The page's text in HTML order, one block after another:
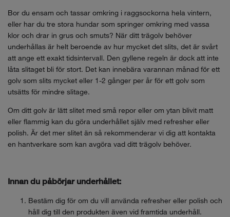
Bor du ensam och tassar omkring i raggsockorna hela vintern,
eller har du tre stora hundar som springer omkring med vassa
klor och drar in grus och smuts? När ditt trägolv behöver
underhållas är helt beroende av hur mycket det slits, det är svårt
att ange ett exakt tidsintervall. Den gyllene regeln är dock att inte
låta slitaget bli för stort. Det kan innebära varannan månad för ett
golv som slits mycket eller 1-2 gånger per år för ett golv som
utsätts för mindre slitage.
Om ditt golv är lätt slitet med små repor eller om ytan blivit matt
eller flammig kan du göra underhållet själv med refresher eller
polish. Är det mer slitet än så rekommenderar vi dig att kontakta
en hantverkare som kan avgöra vad ditt trägolv behöver.
Innan du påbörjar underhållet:
Bestäm dig för om du vill använda refresher eller polish och
håll dig till den produkten även vid framtida underhåll.